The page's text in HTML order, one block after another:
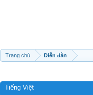
Trang chủ Diễn đàn
Tiếng Việt